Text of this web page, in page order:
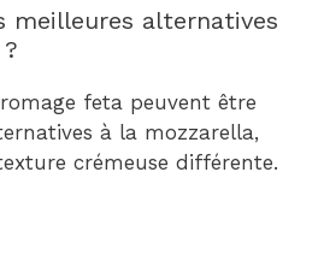
meilleures alternatives
feta peuvent être
à la mozzarella,
crémeuse différente.